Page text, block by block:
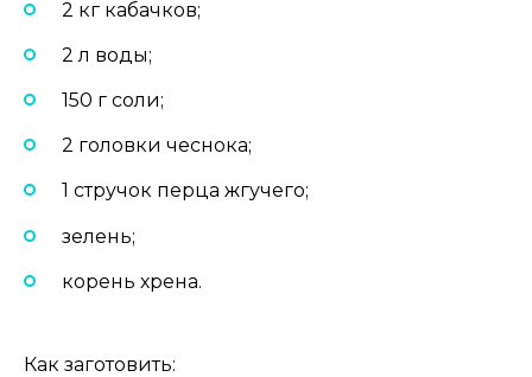
2 кг кабачков;
2 л воды;
150 г соли;
2 головки чеснока;
1 стручок перца жгучего;
зелень;
корень хрена.
Как заготовить: